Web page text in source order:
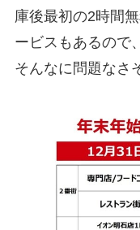
庫後最初の2時間
ービスもあるので
そんなに問題なさ